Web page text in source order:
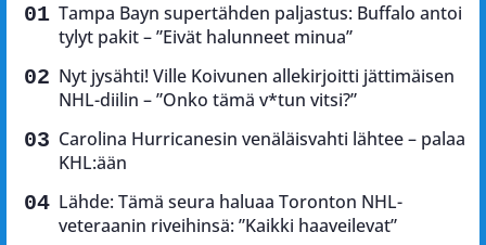
Tampa Bayn supertähden paljastus: Buffalo antoi
tylyt pakit – ”Eivät halunneet minua”
Nyt jysähti! Ville Koivunen allekirjoitti jättimäisen
NHL-diilin – ”Onko tämä v*tun vitsi?”
Carolina Hurricanesin venäläisvahti lähtee – palaa
KHL:ään
Lähde: Tämä seura haluaa Toronton NHL-
veteraanin riveihinsä: ”Kaikki haaveilevat”